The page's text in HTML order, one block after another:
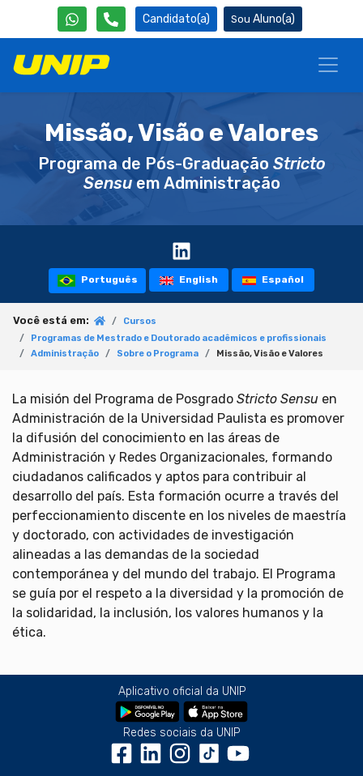
Candidato(a) Aluno(a)
Missão, Visão e Valores
Programa de Pós-Graduação Stricto
Sensuem Administração
Português English Español
Você está em:
Cursos
Programas de Mestrado e Doutorado acadêmicos e profissionais
Administração
Sobre o Programa Missão, Visão e Valores
La misión del Programa de Posgrado Stricto Sensu en
Administración de la Universidad Paulista es promover
la difusión del conocimiento en las áreas de
Administración y Redes Organizacionales, formando
ciudadanos calificados y aptos para contribuir al
desarrollo del país. Esta formación ocurre a través del
perfeccionamiento discente en los niveles de maestría
y doctorado, con actividades de investigación
alineadas a las demandas de la sociedad
contemporánea y del mundo del trabajo. El Programa
se guía por el respeto a la diversidad y la promoción de
la solidaridad, la inclusión, los valores humanos y la
ética.
Aplicativo oficial da UNIP
Redes sociais da UNIP